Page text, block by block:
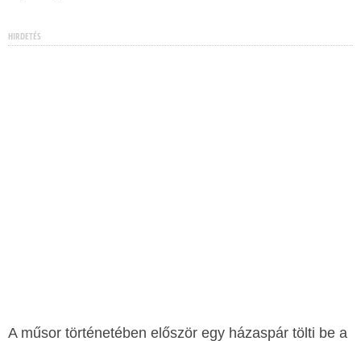
HIRDETÉS
A műsor történetében először egy házaspár tölti be a